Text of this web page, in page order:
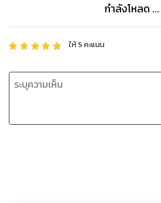
กำลังโหลด ...
ให้5 คะแนน